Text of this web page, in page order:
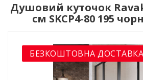
Душовий куточок
см SKCP4-80 195
БЕЗКОШТОВНА ДОСТАВКА